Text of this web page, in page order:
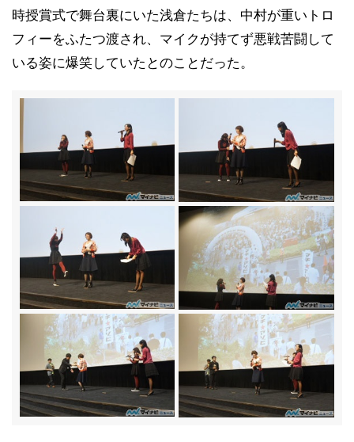
時授賞式で舞台裏にいた浅倉たちは、中村が重いトロ
フィーをふたつ渡され、マイクが持てず悪戦苦闘して
いる姿に爆笑していたとのことだった。